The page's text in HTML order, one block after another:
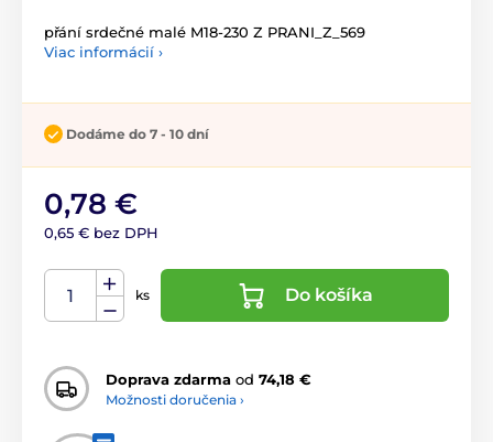
přání srdečné malé M18-230 Z PRANI_Z_569
Viac informácií ›
Dodáme do 7 - 10 dní
0,78 €
0,65 € bez DPH
ks Do košíka
Doprava zdarma od 74,18 €
Možnosti doručenia ›